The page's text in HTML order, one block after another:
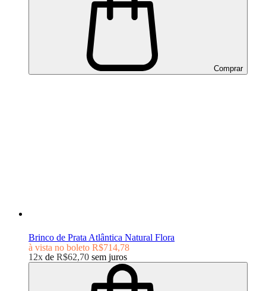
Comprar
Brinco de Prata Atlântica Natural Flora
à vista no boleto R$714,78
12x de R$62,70 sem juros